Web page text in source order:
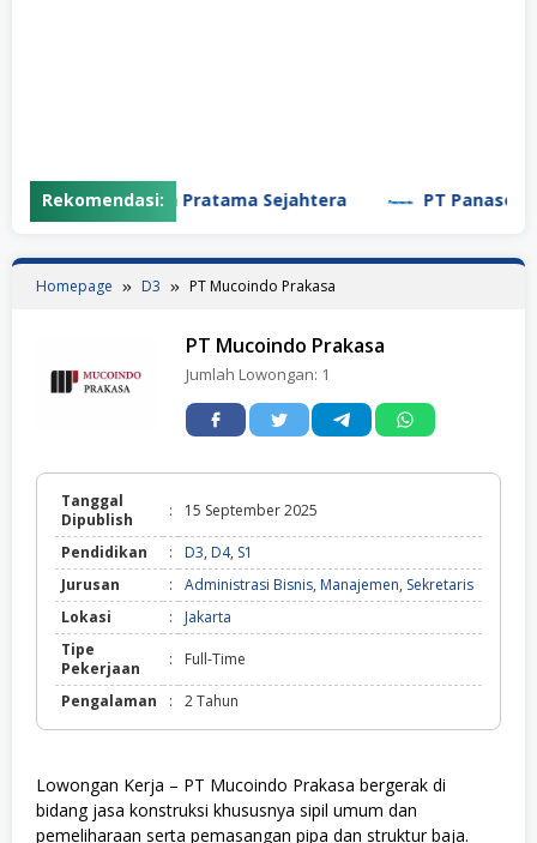
Rekomendasi:
PT Garuda Daya Pratama Sejahtera PT Panasonic
Homepage D3 PT Mucoindo Prakasa
PT Mucoindo Prakasa
Jumlah Lowongan: 1
Tanggal
Dipublish
: 15 September 2025
Pendidikan : D3, D4, S1
Jurusan
: Administrasi Bisnis, Manajemen, Sekretaris
Lokasi
:
Jakarta
Tipe
Pekerjaan
: Full-Time
Pengalaman : 2 Tahun
Lowongan Kerja – PT Mucoindo Prakasa bergerak di
bidang jasa konstruksi khususnya sipil umum dan
pemeliharaan serta pemasangan pipa dan struktur baja.